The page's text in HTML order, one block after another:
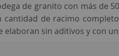
de granito con más de
cantidad de racimo
elaboran sin aditivos y con